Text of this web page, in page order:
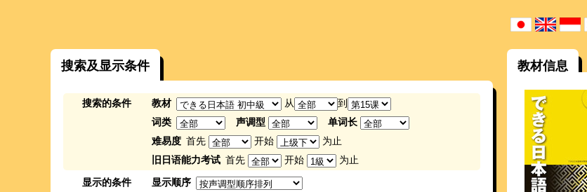
搜索及显示条件
搜索的条件 教材 从
到
词类
声调型
单词长
难易度 首先 开始
为止
旧日语能力考试 首先 开始
为止
显示的条件
显示顺序
教材信息